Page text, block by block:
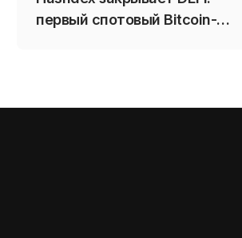
первый спотовый Bitcoin-